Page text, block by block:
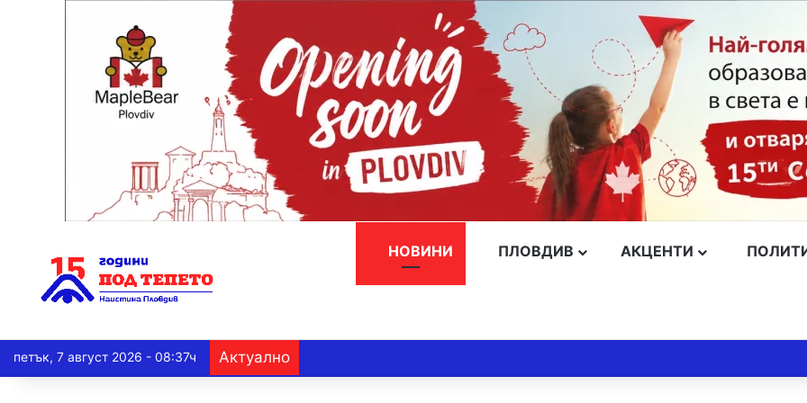
НОВИНИ ПЛОВДИВ АКЦЕНТИ
петък, 7 август 2026 - 08:37ч Актуално